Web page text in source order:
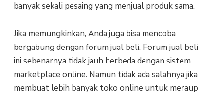
banyak sekali pesaing yang menjual produk sama.
Jika memungkinkan, Anda juga bisa mencoba
bergabung dengan forum jual beli. Forum jual beli
ini sebenarnya tidak jauh berbeda dengan sistem
marketplace online. Namun tidak ada salahnya jika
membuat lebih banyak toko online untuk meraup